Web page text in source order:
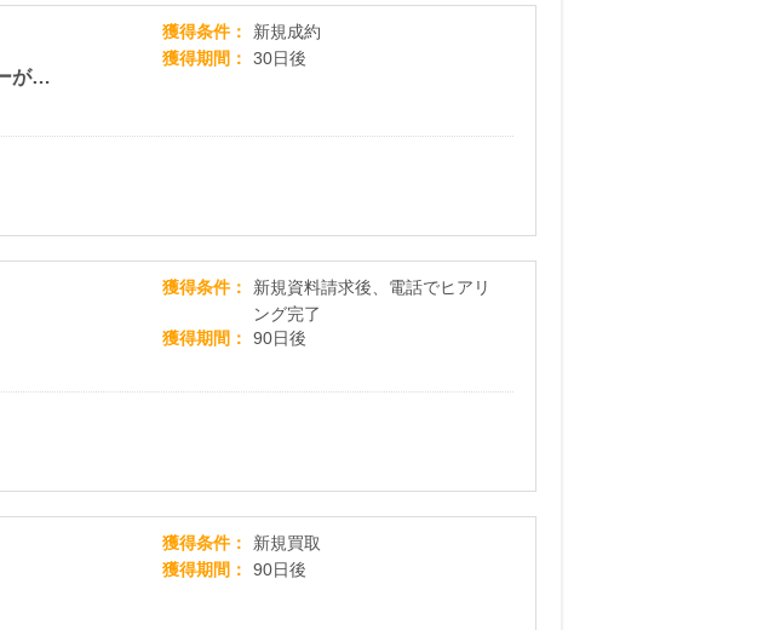
【DMM バーチャルオフィス】テックカンパニーが提供する最先端のバーチャルオフィス
獲得条件
新規成約
獲得期間
30日後
獲得条件
新規資料請求後、電話でヒアリ
ング完了
獲得期間
90日後
獲得条件
新規買取
獲得期間
90日後